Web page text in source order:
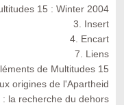
15 : Winter 2004
3. Insert
4. Encart
7. Liens
de Multitudes 15
origines de l'Apartheid
la recherche du dehors